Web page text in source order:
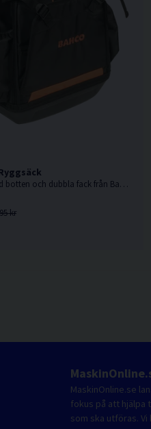
Ryggsäck med hård botten och dubbla fack från Bahco.
kr
MaskinOnline.se
fokus på att
som ska utföras.